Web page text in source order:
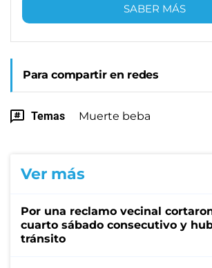
SABER MÁS
Para compartir en redes
Temas Muerte beba
Ver más
Por una reclamo vecinal
cuarto sábado consecutivo y
tránsito